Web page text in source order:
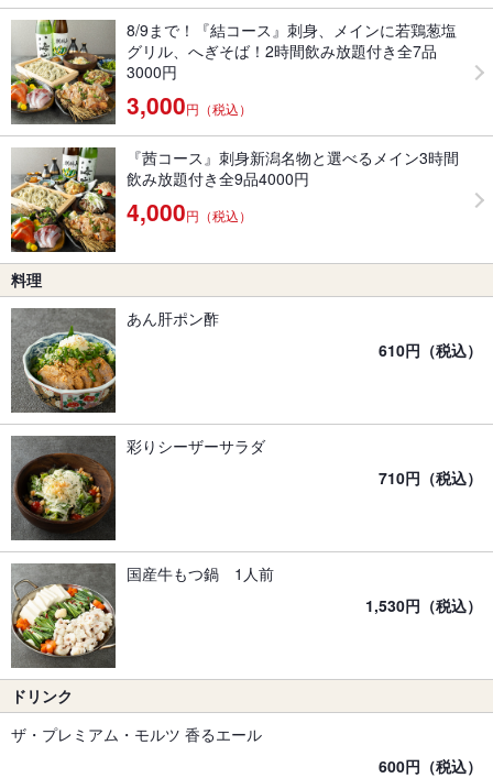
8/9まで！『結コース』刺身、メインに若鶏葱塩
グリル、へぎそば！2時間飲み放題付き全7品
3000円
3,000円（税込）
『茜コース』刺身新潟名物と選べるメイン3時間
飲み放題付き全9品4000円
4,000円（税込）
料理
あん肝ポン酢
610円（税込）
彩りシーザーサラダ
710円（税込）
国産牛もつ鍋 1人前
1,530円（税込）
ドリンク
ザ・プレミアム・モルツ 香るエール
600円（税込）